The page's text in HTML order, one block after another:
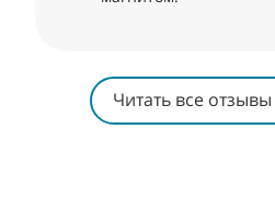
Читать все отзывы